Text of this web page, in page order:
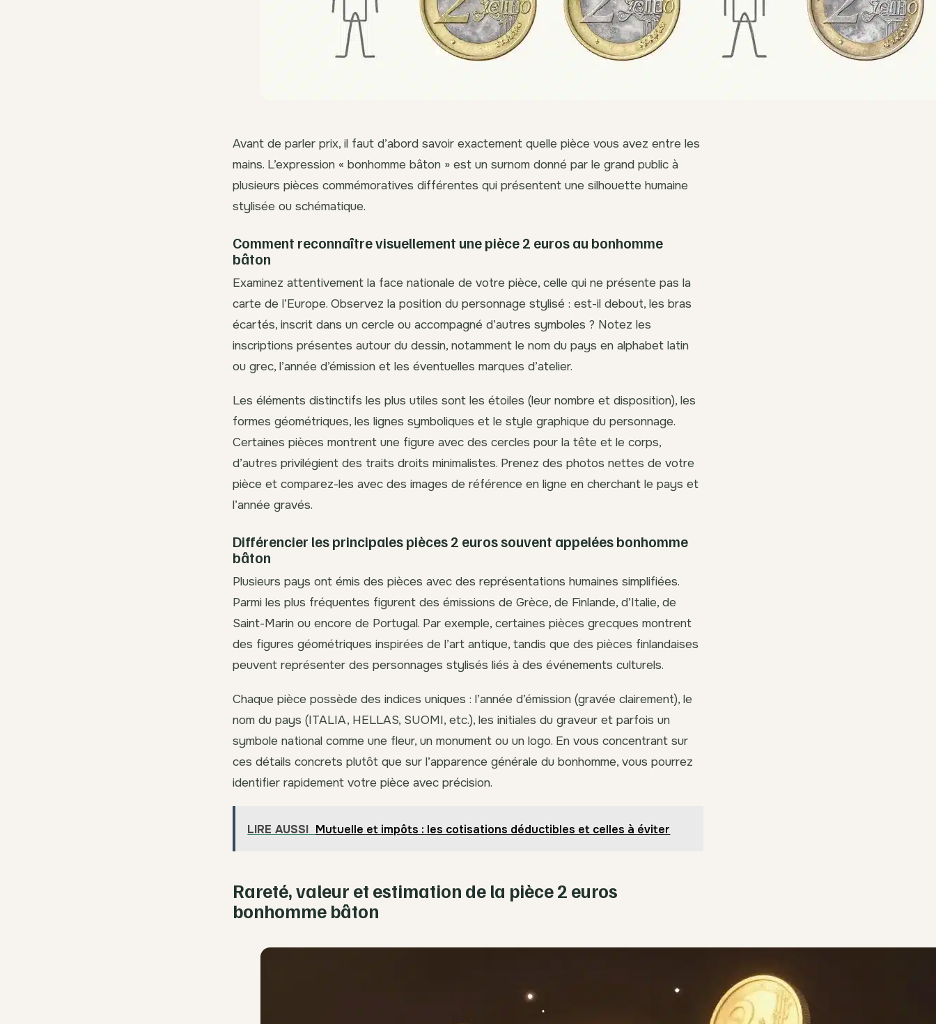
Avant de parler prix, il faut d’abord savoir exactement quelle pièce vous avez entre les
mains. L’expression « bonhomme bâton » est un surnom donné par le grand public à
plusieurs pièces commémoratives différentes qui présentent une silhouette humaine
stylisée ou schématique.
Comment reconnaître visuellement une pièce 2 euros au bonhomme
bâton
Examinez attentivement la face nationale de votre pièce, celle qui ne présente pas la
carte de l’Europe. Observez la position du personnage stylisé : est-il debout, les bras
écartés, inscrit dans un cercle ou accompagné d’autres symboles ? Notez les
inscriptions présentes autour du dessin, notamment le nom du pays en alphabet latin
ou grec, l’année d’émission et les éventuelles marques d’atelier.
Les éléments distinctifs les plus utiles sont les étoiles (leur nombre et disposition), les
formes géométriques, les lignes symboliques et le style graphique du personnage.
Certaines pièces montrent une figure avec des cercles pour la tête et le corps,
d’autres privilégient des traits droits minimalistes. Prenez des photos nettes de votre
pièce et comparez-les avec des images de référence en ligne en cherchant le pays et
l’année gravés.
Différencier les principales pièces 2 euros souvent appelées bonhomme
bâton
Plusieurs pays ont émis des pièces avec des représentations humaines simplifiées.
Parmi les plus fréquentes figurent des émissions de Grèce, de Finlande, d’Italie, de
Saint-Marin ou encore de Portugal. Par exemple, certaines pièces grecques montrent
des figures géométriques inspirées de l’art antique, tandis que des pièces finlandaises
peuvent représenter des personnages stylisés liés à des événements culturels.
Chaque pièce possède des indices uniques : l’année d’émission (gravée clairement), le
nom du pays (ITALIA, HELLAS, SUOMI, etc.), les initiales du graveur et parfois un
symbole national comme une fleur, un monument ou un logo. En vous concentrant sur
ces détails concrets plutôt que sur l’apparence générale du bonhomme, vous pourrez
identifier rapidement votre pièce avec précision.
LIRE AUSSI Mutuelle et impôts : les cotisations déductibles et celles à éviter
Rareté, valeur et estimation de la pièce 2 euros
bonhomme bâton